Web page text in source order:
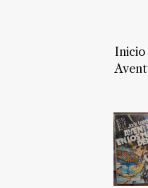
Inicio